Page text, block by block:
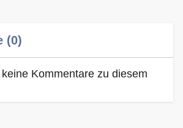
(0)
Kommentare zu diesem